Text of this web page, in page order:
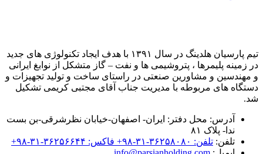
تیم پارسیان هلدینگ در سال ۱۳۹۱ با هدف ایجاد تکنولوژی های جدید
در زمینه پلیمرها ، پتروشیمی ها و نفت – گاز متشکل از نوابغ ایرانی
و مهندسین و مشاورین صنعتی در راستای ساخت و تولید تجهیزات و
دستگاه های مربوطه با مدیریت جناب آقای مجتبی کریمی تشکیل
شد.
آدرس: محل دفتر: ایران- اصفهان-خیابان نظرشرقی-بن بست
ندا- پلاک ۸۱
تلفن: تلفن: ۳۶۲۵۸۰۸۰-۳۱-۹۸+ فاکس: ۳۶۲۵۶۶۴۴-۳۱-۹۸+